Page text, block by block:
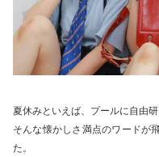
夏休みといえば、プールに自由
そんな懐かしさ満点のワードが
た。